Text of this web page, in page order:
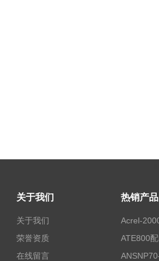
关于我们
关于我们
荣誉资质
在线留言
热销产品